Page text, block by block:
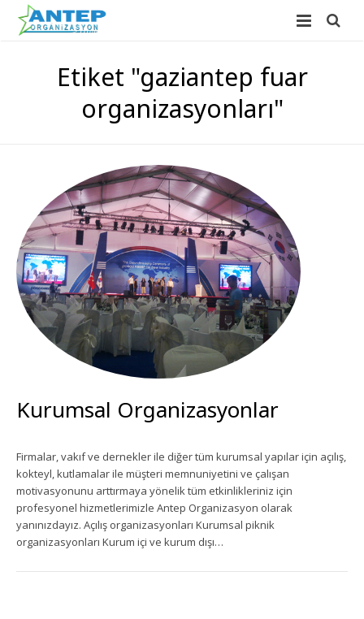
Düğün Organizasyonu
Açılış Organizasyonu
Sünnet Düğünü Organizasyonu
Süsleme Hizmetleri
Doğum Günü Organizasyonu
Balon Süsleme
Kokteyl Organizasyonu
Animasyon & Gösteri Hizmetleri
Dönemsel Organizasyonlar
FOTO GALERİ
İLETİŞİM
Etiket "gaziantep fuar
organizasyonları"
Kurumsal Organizasyonlar
Firmalar, vakıf ve dernekler ile diğer tüm kurumsal yapılar için açılış,
kokteyl, kutlamalar ile müşteri memnuniyetini ve çalışan
motivasyonunu arttırmaya yönelik tüm etkinlikleriniz için
profesyonel hizmetlerimizle Antep Organizasyon olarak
yanınızdayız. Açılış organizasyonları Kurumsal piknik
organizasyonları Kurum içi ve kurum dışı…